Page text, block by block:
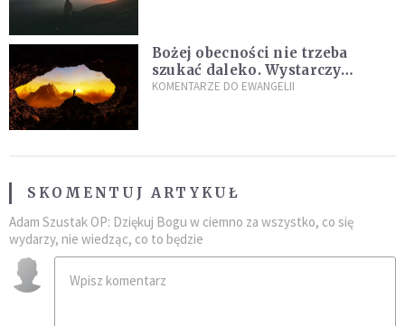
Bożej obecności nie trzeba
szukać daleko. Wystarczy
nauczyć się słuchać
KOMENTARZE DO EWANGELII
SKOMENTUJ ARTYKUŁ
Adam Szustak OP: Dziękuj Bogu w ciemno za wszystko, co się
wydarzy, nie wiedząc, co to będzie